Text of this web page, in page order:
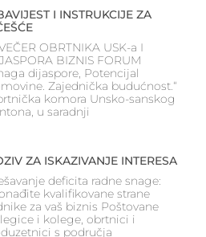
I INSTRUKCIJE ZA
OBRTNIKA USK-a I
BIZNIS FORUM
dijaspore, Potencijal
Zajednička budućnost.“
komora Unsko-sanskog
u saradnji
ZA ISKAZIVANJE INTERESA
deficita radne snage:
kvalifikovane strane
za vaš biznis Poštovane
i kolege, obrtnici i
s područja